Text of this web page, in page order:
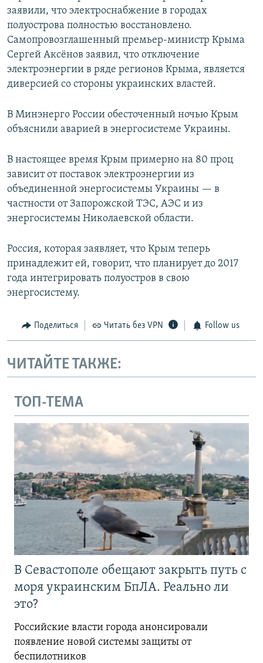
заявили, что электроснабжение в городах
полуострова полностью восстановлено.
Самопровозглашенный премьер-министр Крыма
Сергей Аксёнов заявил, что отключение
электроэнергии в ряде регионов Крыма, является
диверсией со стороны украинских властей.
В Минэнерго России обесточенный ночью Крым
объяснили аварией в энергосистеме Украины.
В настоящее время Крым примерно на 80 проц
зависит от поставок электроэнергии из
объединенной энергосистемы Украины — в
частности от Запорожской ТЭС, АЭС и из
энергосистемы Николаевской области.
Россия, которая заявляет, что Крым теперь
принадлежит ей, говорит, что планирует до 2017
года интегрировать полуостров в свою
энергосистему.
Поделиться Читать без VPN Follow us
ЧИТАЙТЕ ТАКЖЕ:
ТОП-ТЕМА
В Севастополе обещают закрыть путь с
моря украинским БпЛА. Реально ли
это?
Российские власти города анонсировали
появление новой системы защиты от
беспилотников